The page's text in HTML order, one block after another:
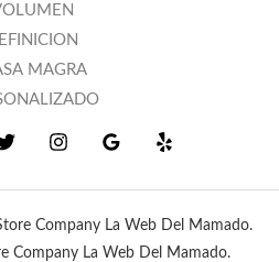
MAGRA
Company La Web Del Mamado.
Company La Web Del Mamado.